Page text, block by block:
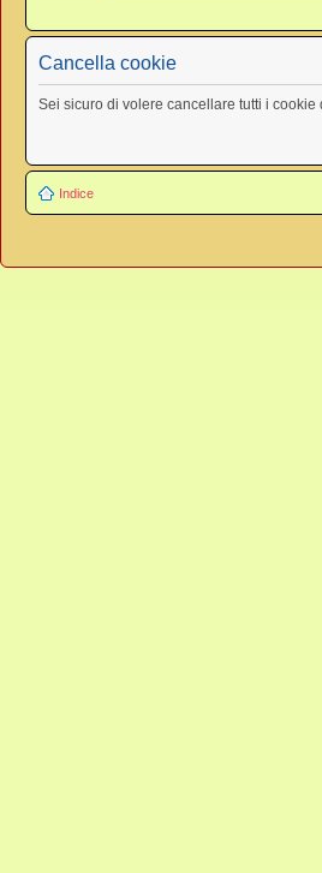
Cancella cookie
Sei sicuro di volere cancellare tutti i cookie
Indice